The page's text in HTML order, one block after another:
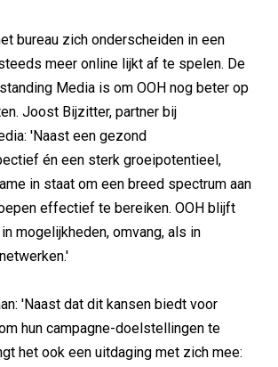
bureau zich onderscheiden in een
meer online lijkt af te spelen. De
Media is om OOH nog beter op
Joost Bijzitter, partner bij
'Naast een gezond
én een sterk groeipotentieel,
in staat om een breed spectrum aan
effectief te bereiken. OOH blijft
mogelijkheden, omvang, als in
'Naast dat dit kansen biedt voor
hun campagne-doelstellingen te
het ook een uitdaging met zich mee: